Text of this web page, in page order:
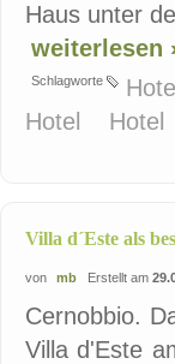
Haus unter
weiterlesen
Schlagworte
Hotel
Hotel
Villa d´Este als
von mb Erstellt am
Cernobbio.
Villa d'Este